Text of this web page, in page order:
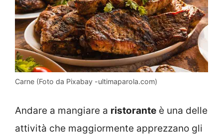
Carne (Foto da Pixabay -ultimaparola.com)
Andare a mangiare a ristorante è una delle
attività che maggiormente apprezzano gli